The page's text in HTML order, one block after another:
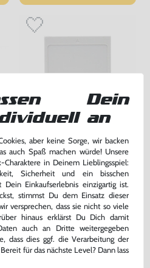
mit OVP, sehr guter Zustand, gebraucht
Original Nintendo 59
Memorycard / Speicherkarte
#grau DOL-008
gebraucht
nur19,99 €
Warenkorb
DAZU
Dein
an
aber keine Sorge, wir backen
auch Spaß machen würde! Unsere
in Deinem Lieblingsspiel:
Sicherheit und ein bisschen
Dein Einkaufserlebnis einzigartig ist.
stimmst Du dem Einsatz dieser
versprechen, dass sie nicht so viele
hinaus erklärst Du Dich damit
auch an Dritte weitergegeben
dass dies ggf. die Verarbeitung der
für das nächste Level? Dann lass